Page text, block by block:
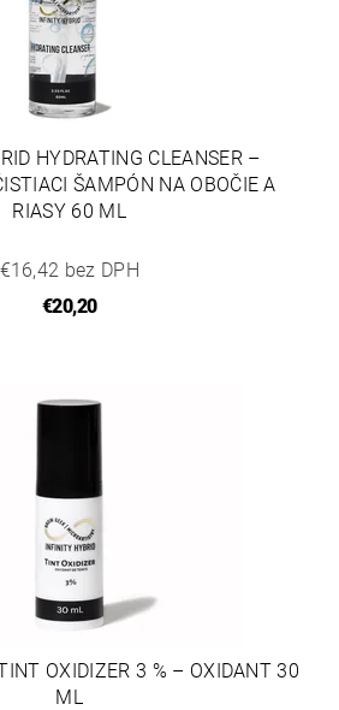
HYDRATING CLEANSER –
ŠAMPÓN NA OBOČIE A
RIASY 60 ML
€16,42 bez DPH
€20,20
OXIDIZER 3 % – OXIDANT 30
ML